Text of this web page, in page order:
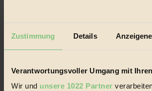
Zustimmung Details
Verantwortungsvoller Umgang mit
Wir und unsere 1022 Partner
Biorama steht für einen nachhaltigen Lebensstil
Lebenswandel. Es ist eine moderne Plattform
Handels mit Bioprodukten, des Fair-Trade